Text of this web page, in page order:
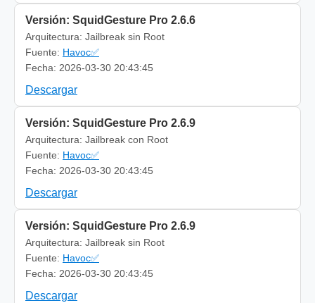
Versión: SquidGesture Pro 2.6.6
Arquitectura: Jailbreak sin Root
Fuente: Havoc✅
Fecha: 2026-03-30 20:43:45
Descargar
Versión: SquidGesture Pro 2.6.9
Arquitectura: Jailbreak con Root
Fuente: Havoc✅
Fecha: 2026-03-30 20:43:45
Descargar
Versión: SquidGesture Pro 2.6.9
Arquitectura: Jailbreak sin Root
Fuente: Havoc✅
Fecha: 2026-03-30 20:43:45
Descargar